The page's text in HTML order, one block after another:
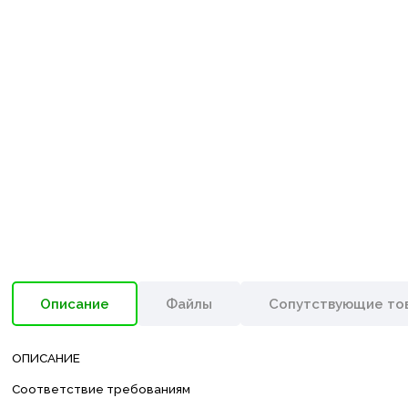
Описание Файлы Сопутствующие
ОПИСАНИЕ
Соответствие требованиям